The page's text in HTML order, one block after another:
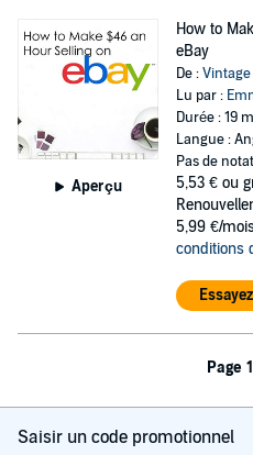
Aperçu
How to
eBay
De :
Lu par :
Durée : 19
Langue :
Pas de
5,53 € ou
5,99 €/
conditions
Page
Saisir un code promotionnel